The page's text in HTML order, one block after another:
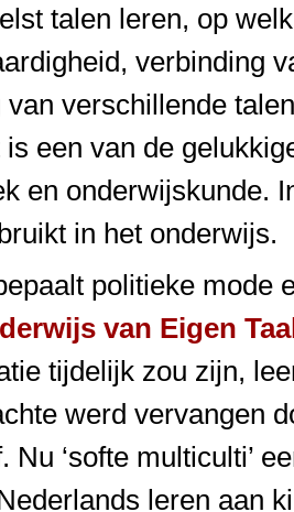
talen leren, op
verbinding
van verschillende
een van de
en onderwijskunde.
in het onderwijs.
politieke mode
van Eigen
tijdelijk zou zijn,
werd vervangen
Nu ‘softe multiculti’
leren aan